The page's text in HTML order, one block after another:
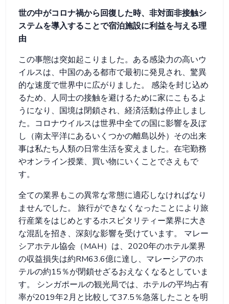
世の中がコロナ禍から回復した時、非対面非接触シ
ステムを導入することで宿泊施設に利益を与える理
由
この事態は突如起こりました。ある感染力の高いウ
イルスは、中国のある都市で最初に発見され、驚異
的な速度で世界中に広がりました。 感染を封じ込め
るため、人同士の接触を避けるために家にこもるよ
うになり、国境は閉鎖され、経済活動は停止しまし
た。コロナウイルスは世界中全ての国に影響を及ぼ
し（南太平洋にあるいくつかの離島以外）その出来
事は私たち人類の日常生活を変えました。在宅勤務
やオンライン授業、買い物にいくことでさえもで
す。
全ての業界もこの異常な常態に適応しなければなり
ませんでした。 旅行ができなくなったことにより旅
行産業をはじめとするホスピタリティー業界に大き
な混乱を招き、深刻な影響を受けています。 マレー
シアホテル協会（MAH）は、2020年のホテル業界
の収益損失は約RM63.6億に達し、マレーシアのホ
テルの約15％が閉鎖せざるおえなくなるとしていま
す。 シンガポールの観光局では、ホテルの平均占有
率が2019年2月と比較して37.5％急落したことを明